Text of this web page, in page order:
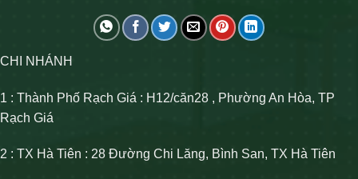
CHI NHÁNH
1 : Thành Phố Rạch Giá : H12/căn28 , Phường An Hòa, TP
Rạch Giá
2 : TX Hà Tiên : 28 Đường Chi Lăng, Bình San, TX Hà Tiên